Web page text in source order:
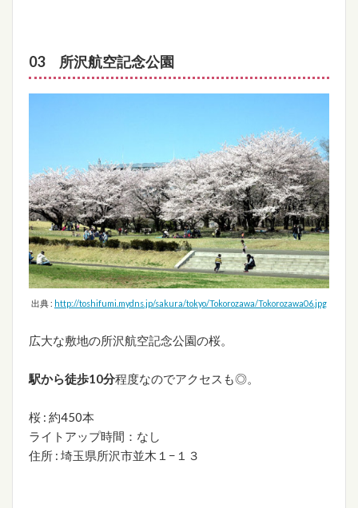
03 所沢航空記念公園
出典 : http://toshifumi.mydns.jp/sakura/tokyo/Tokorozawa/Tokorozawa06.jpg
広大な敷地の所沢航空記念公園の桜。
駅から徒歩10分程度なのでアクセスも◎。
桜 : 約450本
ライトアップ時間：なし
住所 : 埼玉県所沢市並木１−１３